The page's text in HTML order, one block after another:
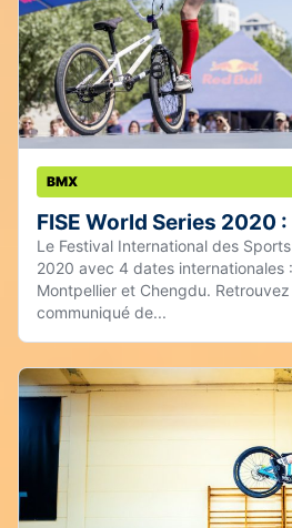
BMX
FISE World Series 2020
Le Festival International des
2020 avec 4 dates internationales
Montpellier et Chengdu.
communiqué de...